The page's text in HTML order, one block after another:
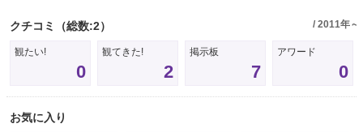
クチコミ （総数:2） / 2011年～
観たい!
0
観てきた!
2
掲示板
7
アワード
0
お気に入り